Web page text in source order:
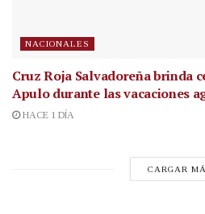
NACIONALES
Cruz Roja Salvadoreña brinda
Apulo durante las vacaciones
HACE 1 DÍA
CARGAR